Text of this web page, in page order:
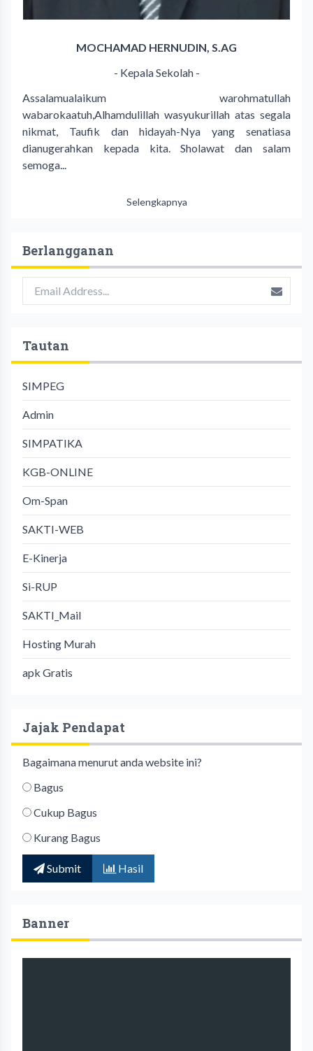
MOCHAMAD HERNUDIN, S.AG
- Kepala Sekolah -
Assalamualaikum warohmatullah
wabarokaatuh,Alhamdulillah wasyukurillah atas segala
nikmat, Taufik dan hidayah-Nya yang senatiasa
dianugerahkan kepada kita. Sholawat dan salam
semoga...
Selengkapnya
Berlangganan
Tautan
SIMPEG
Admin
SIMPATIKA
KGB-ONLINE
Om-Span
SAKTI-WEB
E-Kinerja
Si-RUP
SAKTI_Mail
Hosting Murah
apk Gratis
Jajak Pendapat
Bagaimana menurut anda website ini?
Bagus
Cukup Bagus
Kurang Bagus
Submit Hasil
Banner